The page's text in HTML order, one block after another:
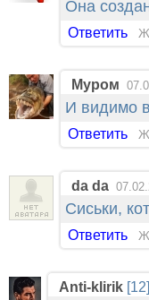
Она
Ответить
Муром
И видимо
Ответить
da da
Сиськи,
Ответить
Anti-klirik [12]